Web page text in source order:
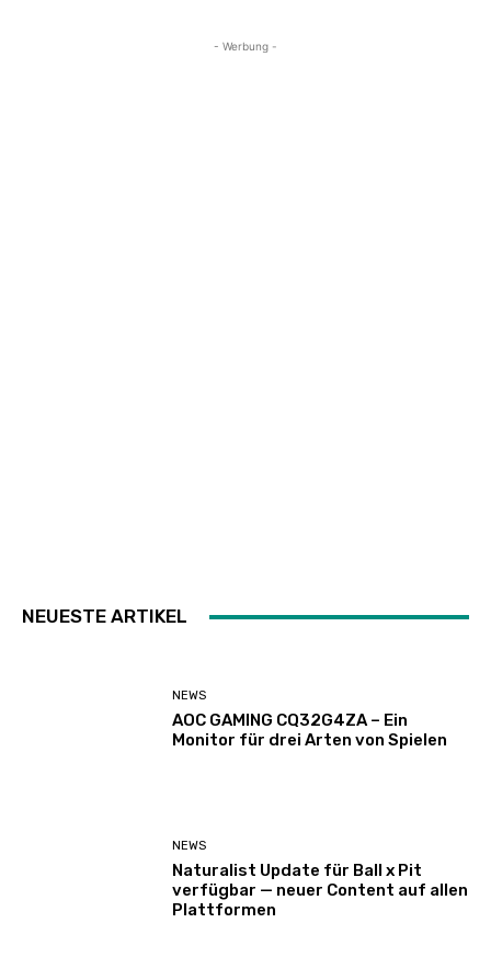
- Werbung -
NEUESTE ARTIKEL
NEWS
AOC GAMING CQ32G4ZA – Ein
Monitor für drei Arten von Spielen
NEWS
Naturalist Update für Ball x Pit
verfügbar — neuer Content auf allen
Plattformen